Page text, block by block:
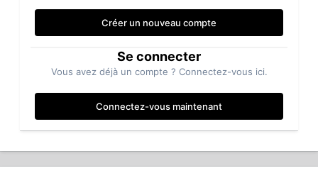
Créer un nouveau compte
Se connecter
Vous avez déjà un compte ? Connectez-vous ici.
Connectez-vous maintenant